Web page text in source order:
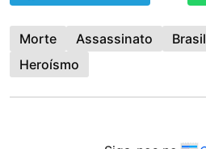
Morte Assassinato Brasil
Heroísmo